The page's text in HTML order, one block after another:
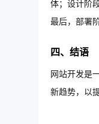
体；设计阶
最后，部署
四、结语
网站开发是
新趋势，以